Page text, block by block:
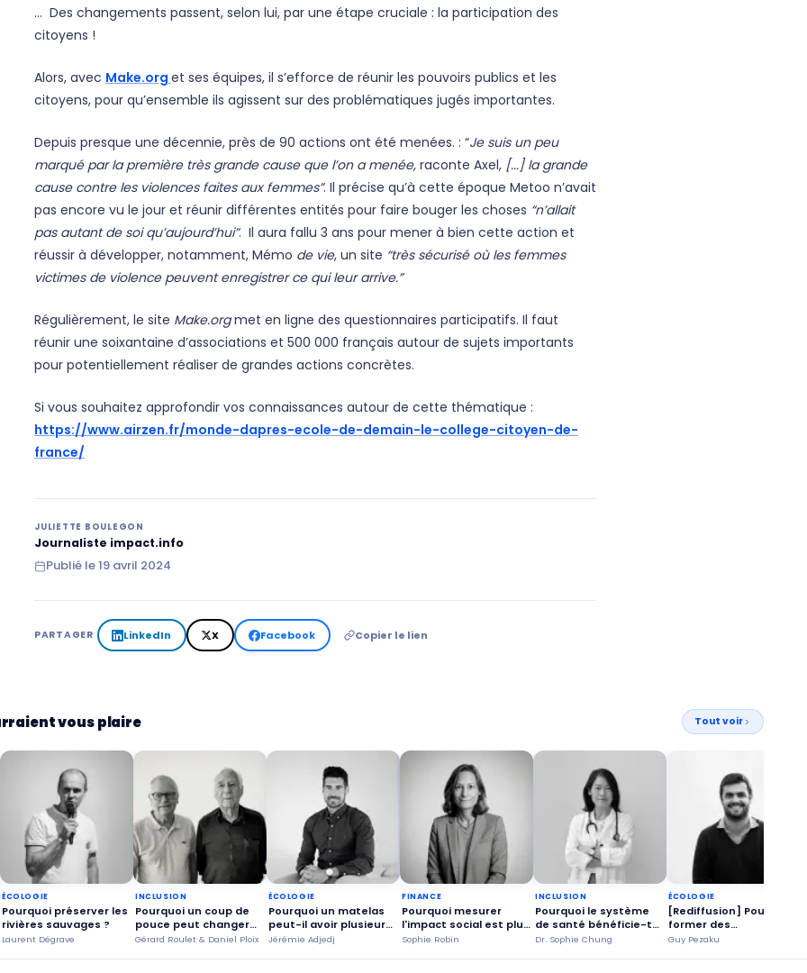
… Des changements passent, selon lui, par une étape cruciale : la participation des
citoyens !
Alors, avec Make.org et ses équipes, il s’efforce de réunir les pouvoirs publics et les
citoyens, pour qu’ensemble ils agissent sur des problématiques jugés importantes.
Depuis presque une décennie, près de 90 actions ont été menées. : “Je suis un peu
marqué par la première très grande cause que l’on a menée, raconte Axel, [...] la grande
cause contre les violences faites aux femmes”. Il précise qu’à cette époque Metoo n’avait
pas encore vu le jour et réunir différentes entités pour faire bouger les choses “n’allait
pas autant de soi qu’aujourd’hui”. Il aura fallu 3 ans pour mener à bien cette action et
réussir à développer, notamment, Mémo de vie, un site “très sécurisé où les femmes
victimes de violence peuvent enregistrer ce qui leur arrive.”
Régulièrement, le site Make.orgmet en ligne des questionnaires participatifs. Il faut
réunir une soixantaine d’associations et 500 000 français autour de sujets importants
pour potentiellement réaliser de grandes actions concrètes.
Si vous souhaitez approfondir vos connaissances autour de cette thématique :
https://www.airzen.fr/monde-dapres-ecole-de-demain-le-college-citoyen-de-
france/
JULIETTE BOULEGON
Journaliste impact.info
Publié le19 avril 2024
PARTAGER LinkedIn X Facebook Copier le lien
vous plaire Tout voir
ÉCOLOGIE
Pourquoi préserver les
rivières sauvages ?
Laurent Dégrave
INCLUSION
Pourquoi un coup de
pouce peut changer
des trajectoires de
Gérard Roulet & Daniel Ploix
ÉCOLOGIE
Pourquoi un matelas
peut-il avoir plusieurs
vies ?
Jérémie Adjedj
FINANCE
Pourquoi mesurer
l'impact social est plus
urgent que jamais ?
Sophie Robin
INCLUSION
Pourquoi le système
de santé bénéficie-t-il
de patients heureux ?
Dr. Sophie Chung
ÉCOLOGIE
[Rediffusion] Pourquoi
former des
réparateurs est un
Guy Pezaku